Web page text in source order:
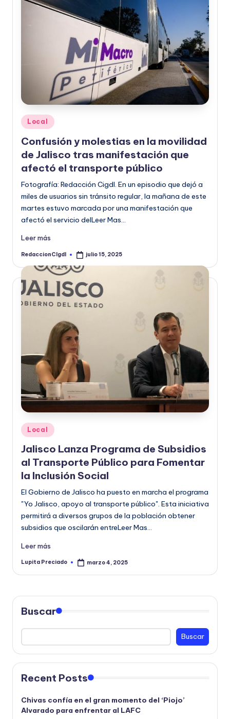
Publicado
en
Local
Confusión y molestias en la movilidad
de Jalisco tras manifestación que
afectó el transporte público
Fotografía: Redacción Cigdl. En un episodio que dejó a
miles de usuarios sin tránsito regular, la mañana de este
martes estuvo marcada por una manifestación que
afectó el servicio delLeer Mas…
Leer más
Publicado
RedaccionCIgdl julio 15, 2025
Publicado
en
Local
Jalisco Lanza Programa de Subsidios
al Transporte Público para Fomentar
la Inclusión Social
El Gobierno de Jalisco ha puesto en marcha el programa
"Yo Jalisco, apoyo al transporte público". Esta iniciativa
permitirá a diversos grupos de la población obtener
subsidios que oscilarán entreLeer Mas…
Leer más
Publicado
Lupita Preciado marzo 4, 2025
Buscar
Buscar
Recent Posts
Chivas confía en el gran momento del ‘Piojo’
Alvarado para enfrentar al LAFC